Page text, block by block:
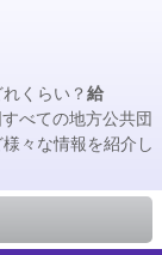
くらい？給
べての地方公共団
々な情報を紹介し